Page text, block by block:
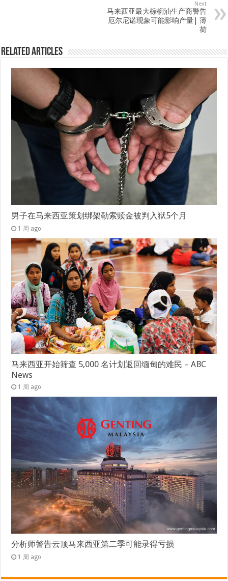
Next
马来西亚最大棕榈油生产商警告
厄尔尼诺现象可能影响产量| 薄
荷
Related Articles
男子在马来西亚策划绑架勒索赎金被判入狱5个月
1 周 ago
马来西亚开始筛查 5,000 名计划返回缅甸的难民 – ABC
News
1 周 ago
分析师警告云顶马来西亚第二季可能录得亏损
1 周 ago